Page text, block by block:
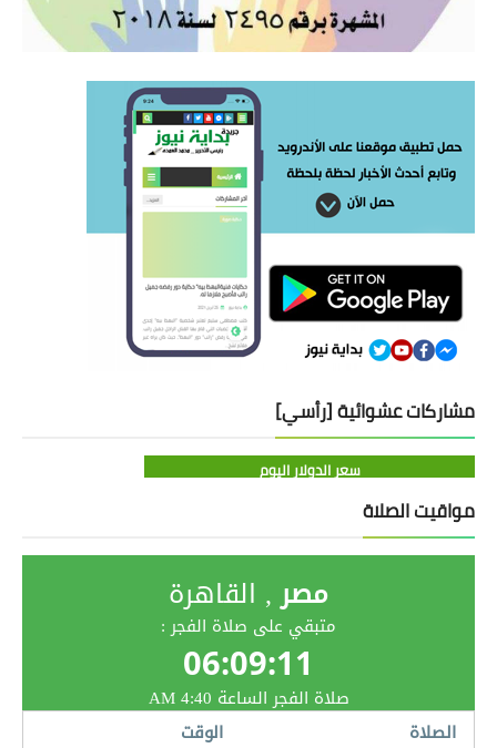
مشاركات عشوائية [رأسي]
سعر الدولار اليوم
مواقيت الصلاة